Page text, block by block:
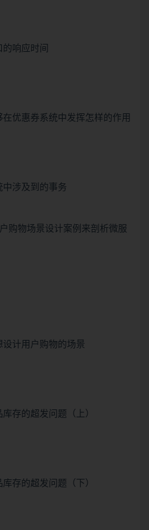
响应时间
优惠券系统中发挥怎样的作用
涉及到的事务
购物场景设计案例来剖析微服
计用户购物的场景
存的超发问题（上）
存的超发问题（下）